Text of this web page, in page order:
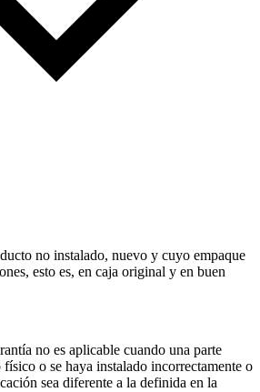
no instalado, nuevo y cuyo empaque
esto es, en caja original y en buen
no es aplicable cuando una parte
físico o se haya instalado incorrectamente o
sea diferente a la definida en la